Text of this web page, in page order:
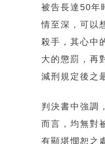
被告長達50年
情至深，可以
殺手，其心中
大的懲罰，再
減刑規定後之
判決書中強調
而言，均無對
有顯堪憫恕之